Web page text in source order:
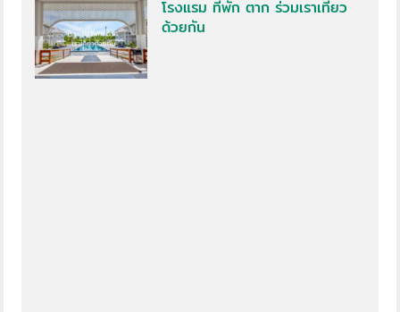
โรงแรม ที่พัก ตาก ร่วมเราเที่ยว
ด้วยกัน